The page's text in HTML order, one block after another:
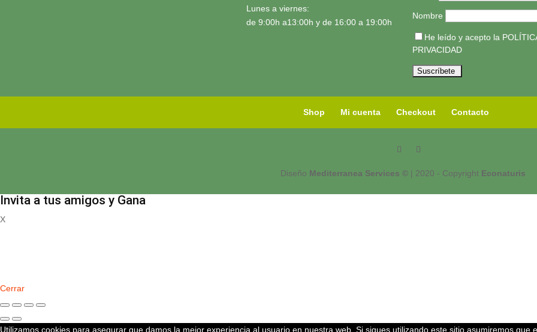
Lunes a viernes:
de 9:00h a13:00h y de 16:00 a 19:00h
Nombre
He leído y acepto la
PRIVACIDAD
Shop Mi cuenta Checkout Contacto
Diseño Mediterranea Services ©| 2020 - Copyright Econaturis
Invita a tus amigos y Gana
X
Cerrar
Utilizamos cookies para asegurar que damos la mejor experiencia al usuario en nuestra web. Si sigues utilizando este sitio asumiremos que